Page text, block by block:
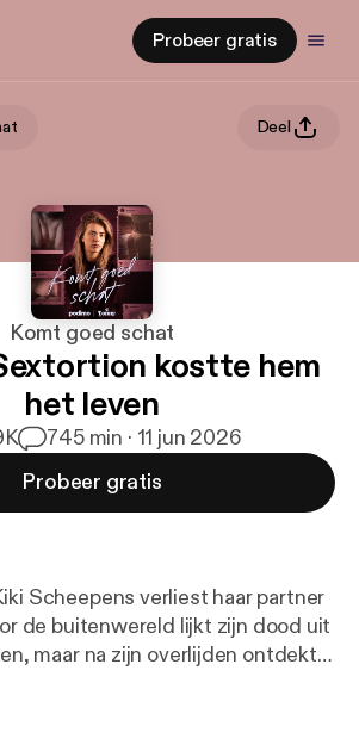
Probeer gratis
Deel
Komt goed schat
kostte hem
het leven
745 min · 11 jun 2026
Probeer gratis
Scheepens verliest haar partner
de buitenwereld lijkt zijn dood uit
maar na zijn overlijden ontdekt
haar veelvuldig te hebben